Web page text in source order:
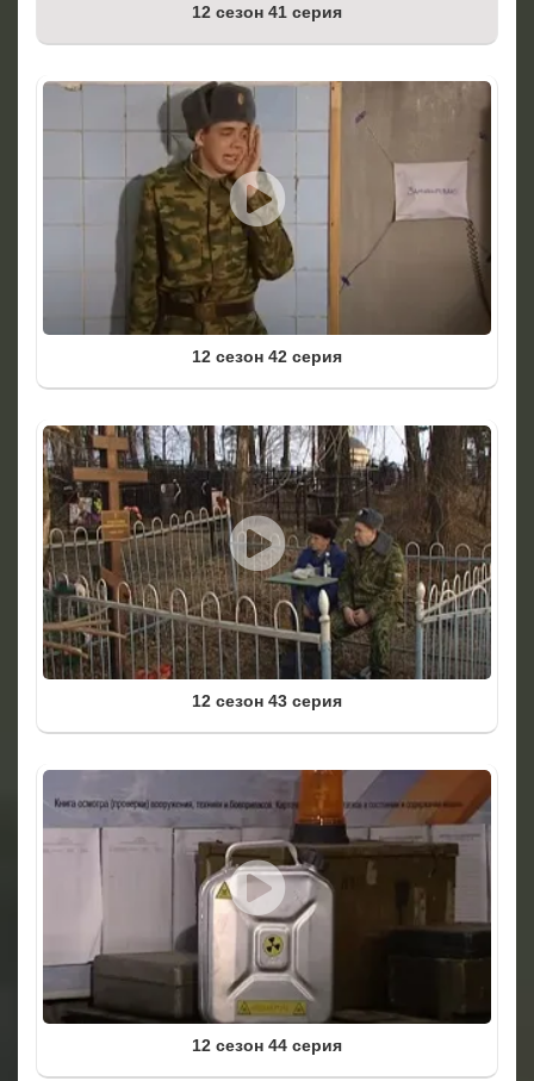
12 сезон 41 серия
12 сезон 42 серия
12 сезон 43 серия
12 сезон 44 серия